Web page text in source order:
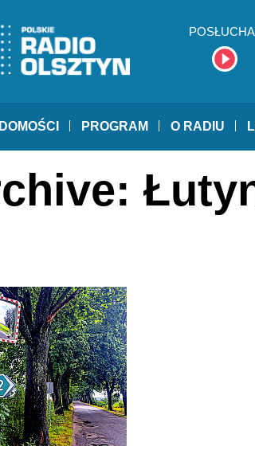
PROGRAM O RADIU